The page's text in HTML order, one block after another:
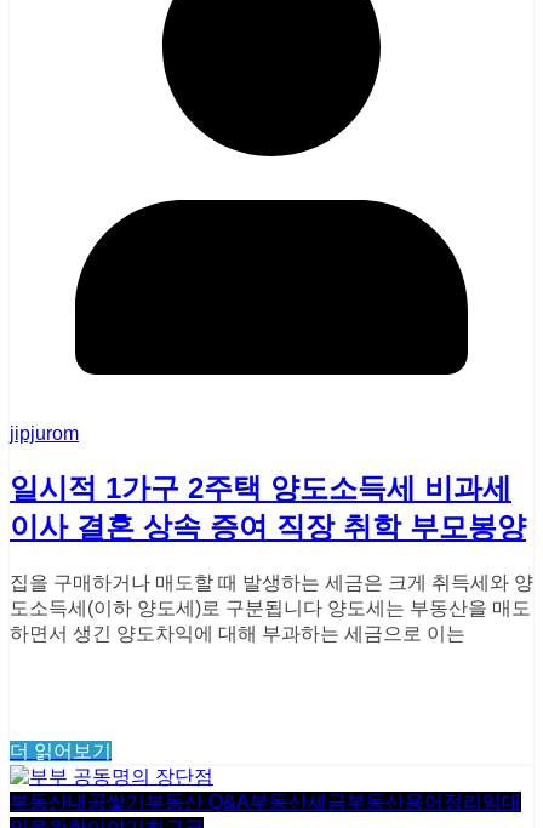
jipjurom
일시적 1가구 2주택 양도소득세 비과세
이사 결혼 상속 증여 직장 취학 부모봉양
집을 구매하거나 매도할 때 발생하는 세금은 크게 취득세와 양
도소득세(이하 양도세)로 구분됩니다 양도세는 부동산을 매도
하면서 생긴 양도차익에 대해 부과하는 세금으로 이는
더 읽어보기
부동산내공쌓기 부동산 Q&A부동산세금부동산용어정리 임대